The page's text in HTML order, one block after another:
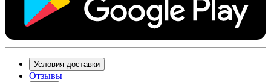
Условия доставки
Отзывы